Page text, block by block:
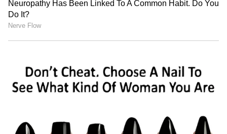
ನಿಮ್ಮೆಲ್ಲರ ಪ್ರೀತಿ-ಆಶೀರ್ವಾದ ಪಡೆದಿರುವುದು ನನ್ನ ಸೌಭಾಗ್ಯ.
ನನ್ನ ಇಡೀ ಜೀವನ ನನ್ನ ಧರ್ಮ ಮತ್ತು ನನ್ನ ದೇಶಕ್ಕಾಗಿ
ಇದೆ. ಸಮಾಜ ಸುಧಾರಣೆ ಆಗಬೇಕಾದರೆ ತಂದೆ-ತಾಯಿ
ಗುರುಗಳನ್ನು ಗೌರವಿಸಬೇಕು. ನಮ್ಮ ಶ್ರದ್ಧಾ ಕೇಂದ್ರ ಮತ್ತು
ಚಿರಋುಣಿ ಎಂದರು.